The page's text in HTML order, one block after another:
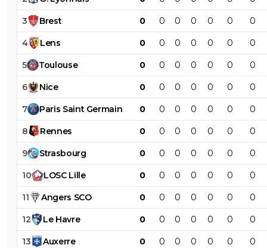
3 Brest 0 0 0 0 0 0 0
4 Lens 0 0 0 0 0 0 0
5 Toulouse 0 0 0 0 0 0 0
6 Nice 0 0 0 0 0 0 0
7 Paris Saint Germain 0 0 0 0 0 0 0
8 Rennes 0 0 0 0 0 0 0
9 Strasbourg 0 0 0 0 0 0 0
10 LOSC Lille 0 0 0 0 0 0 0
11 Angers SCO 0 0 0 0 0 0 0
12 Le Havre 0 0 0 0 0 0 0
13 Auxerre 0 0 0 0 0 0 0